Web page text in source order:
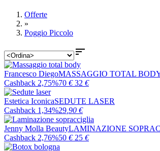
Offerte
»
Poggio Piccolo

Francesco DiegoMASSAGGIO TOTAL
Cashback 2,75%70 € 32 €
Estetica IconicaSEDUTE LASER
Cashback 1,34%29 ,90 €
Jenny Molla BeautyLAMINAZIONE
Cashback 2,76%50 € 25 €